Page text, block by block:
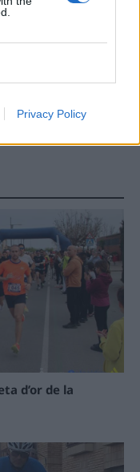
Privacy Policy
oportunitat també
d’or de la